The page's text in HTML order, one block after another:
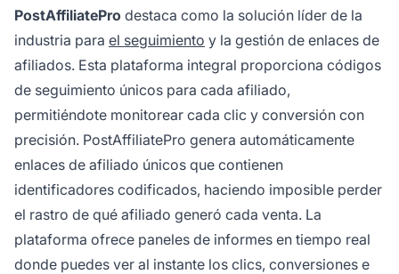
PostAffiliatePro destaca como la solución líder de la
industria para el seguimiento y la gestión de enlaces de
afiliados. Esta plataforma integral proporciona códigos
de seguimiento únicos para cada afiliado,
permitiéndote monitorear cada clic y conversión con
precisión. PostAffiliatePro genera automáticamente
enlaces de afiliado únicos que contienen
identificadores codificados, haciendo imposible perder
el rastro de qué afiliado generó cada venta. La
plataforma ofrece paneles de informes en tiempo real
donde puedes ver al instante los clics, conversiones e